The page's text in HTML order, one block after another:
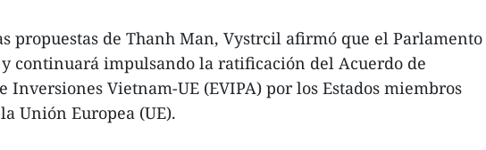
propuestas de Thanh Man, Vystrcil afirmó que el Parlamento
y continuará impulsando la ratificación del Acuerdo de
Inversiones Vietnam-UE (EVIPA) por los Estados miembros
Unión Europea (UE).